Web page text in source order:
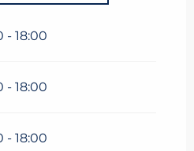
- 18:00
- 18:00
- 18:00